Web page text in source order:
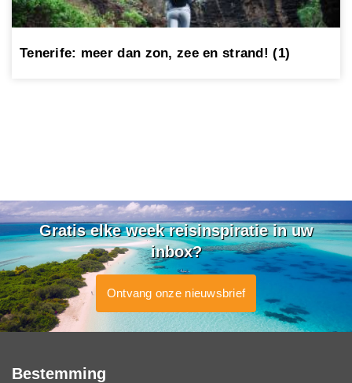
Tenerife: meer dan zon, zee en strand! (1)
Gratis elke week reisinspiratie in uw
inbox?
Ontvang onze nieuwsbrief
Bestemming